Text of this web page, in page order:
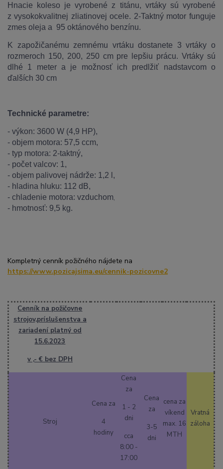
Hnacie koleso je vyrobené z titánu, vrtáky sú vyrobené
z vysokokvalitnej zliatinovej ocele. 2-Taktný motor funguje
zmes oleja a 95 oktánového benzínu.
K zapožičanému zemnému vrtáku dostanete 3 vrtáky o
rozmeroch 150, 200, 250 cm pre lepšiu prácu. Vrtáky sú
dlhé 1 meter a je možnosť ich predlžiť nadstavcom o
ďalších 30 cm
Technické parametre:
- výkon: 3600 W (4,9 HP),
- objem motora: 57,5 ccm,
- typ motora: 2-taktný,
- počet valcov: 1,
- objem palivovej nádrže: 1,2 l,
- hladina hluku: 112 dB,
- chladenie motora: vzduchom,
- hmotnosť: 9,5 kg.
Kompletný cenník požičného nájdete na
https://www.pozicajsima.eu/cennik-pozicovne2
Cenník na požičovne
strojov,príslušenstva a
zariadení platný od
15.6.2023
v ,- € bez DPH
Stroj
Cena za
4
hodiny
Cena
za
1 - 2
dni
cca
8:00 -
17:00
Cena
za
3-5
dni
cena za
víkend
max. 16
MTH
Vratná
záloha